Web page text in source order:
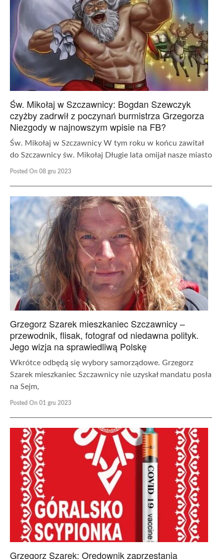
Św. Mikołaj w Szczawnicy: Bogdan Szewczyk
czyżby zadrwił z poczynań burmistrza Grzegorza
Niezgody w najnowszym wpisie na FB?
Św. Mikołaj w Szczawnicy W tym roku w końcu zawitał
do Szczawnicy św. Mikołaj Długie lata omijał nasze miasto
Posted On 08 gru 2023
Grzegorz Szarek mieszkaniec Szczawnicy –
przewodnik, flisak, fotograf od niedawna polityk.
Jego wizja na sprawiedliwą Polskę
Wkrótce odbędą się wybory samorządowe. Grzegorz
Szarek mieszkaniec Szczawnicy nie uzyskał mandatu posła
na Sejm,
Posted On 01 gru 2023
Grzegorz Szarek: Orędownik zaprzestania